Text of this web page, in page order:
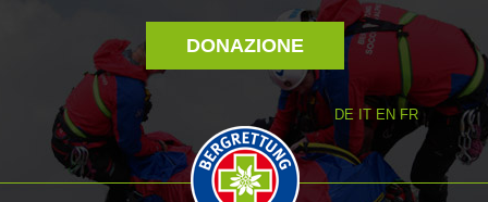
DONAZIONE
DE IT EN FR